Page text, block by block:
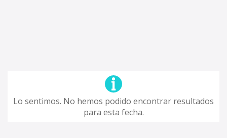
Lo sentimos. No hemos podido encontrar resultados
para esta fecha.